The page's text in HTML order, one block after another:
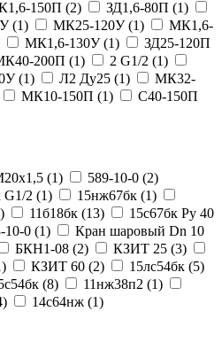
150П (2) ЗД1,6-80П (1)
(1) МК25-120У (1)
МК1,6-
МК1,6-130У (1)
ЗД25-120П
200П (1) 2 G1/2 (1)
(1) Л2 Ду25 (1)
МК32-
МК10-150П (1)
С40-150П
(1) 589-10-0 (2)
G1/2 (1) 15нж67бк (1)
) 11б18бк (13)
15с67бк Ру 40
10-0 (1)
Кран шаровый Dn 10
БКН1-08 (2) КЗИТ 25 (3)
) КЗИТ 60 (2) 15лс54бк (5)
(8) 11нж38п2 (1)
) 14с64нж (1)